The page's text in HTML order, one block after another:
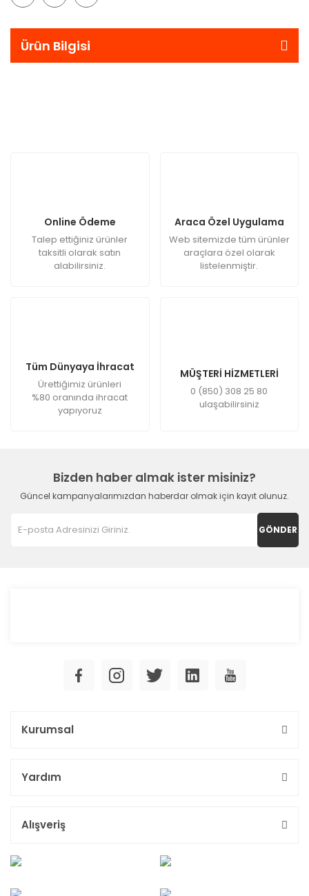
Ürün Bilgisi
Online Ödeme
Talep ettiğiniz ürünler
taksitli olarak satın
alabilirsiniz.
Araca Özel Uygulama
Web sitemizde tüm ürünler
araçlara özel olarak
listelenmiştir.
Tüm Dünyaya İhracat
Ürettiğimiz ürünleri
%80 oranında ihracat
yapıyoruz
MÜŞTERİ HİZMETLERİ
0 (850) 308 25 80
ulaşabilirsiniz
Bizden haber almak ister misiniz?
Güncel kampanyalarımızdan haberdar olmak için kayıt olunuz.
GÖNDER
Kurumsal
Yardım
Alışveriş